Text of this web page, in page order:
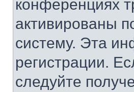
конференциях
активированы
систему. Эта
регистрации.
следуйте